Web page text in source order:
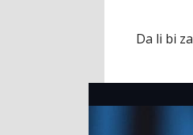
Da li bi